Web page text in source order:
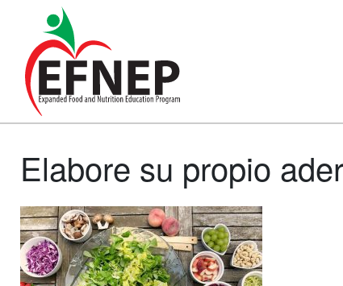
Main Navigation
Elabore su propio